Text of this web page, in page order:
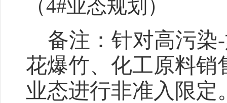
（4#业态规划）
备注：针对高污染
花爆竹、化工原料
业态进行非准入限定